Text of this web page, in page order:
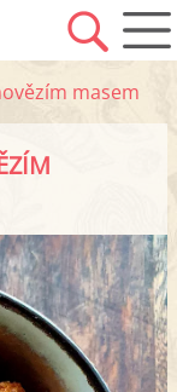
masem